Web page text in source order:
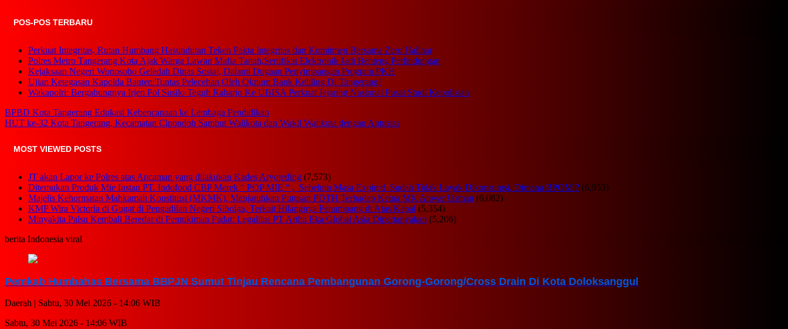
POS-POS TERBARU
Perkuat Integritas, Rutan Humbang Hasundutan Teken Pakta Integritas dan Komitmen Bersama Zero Halinar
Polres Metro Tangerang Kota Ajak Warga Lawan Mafia Tanah,Sertifikat Elektronik Jadi Benteng Perlindungan
Kejaksaan Negeri Wonosobo Geledah Dinas Sosial, Dalami Dugaan Penyimpangan Program PKH
Ujian Ketegasan Kapolda Banten:Tuntas Pelecehan Oleh Oknum Bank Keliling Di Tangerang!
Wakapolri: Bergabungnya Irjen Pol Susilo Teguh Raharjo Ke UBISA Perkuat Jejaring Nasional Pusat Studi Kepolisian
BPBD Kota Tangerang Edukasi Kebencanaan ke Lembaga Pendidikan
HUT ke-32 Kota Tangerang, Kecamatan Cipondoh Sambut Walikota dan Wakil Walikota dengan Antusias
MOST VIEWED POSTS
JT akan Lapor ke Polres atas Ancaman yang dilakukan Kades Aryojeding (7,573)
Ditemukan Produk Mie Instan PT. Indofood CBP Merek “ POP MIE “ , Sebelum Masa Expired Sudah Tidak Layak Dikonsumsi, Dimana BPOM ? (6,953)
Majelis Kehormatan Mahkamah Konstitusi (MKMK), Menjatuhkan Putusan PDTH Terhadap Ketua MK Anwar Usman (6,082)
KMP Wira Victoria di Gugat di Pengadilan Negeri Sibolga, Terkait Hilangnya Penumpang di Atas Kapal (5,354)
Minyakita Palsu Kembali Beredar di Pemukiman Padat: Legalitas PT Artha Eka Global Asia Dipertanyakan (5,206)
berita Indonesia viral
Pemkab Humbahas Bersama BBPJN Sumut Tinjau Rencana Pembangunan Gorong-Gorong/Cross Drain Di Kota Doloksanggul
Daerah | Sabtu, 30 Mei 2026 - 14:06 WIB
Sabtu, 30 Mei 2026 - 14:06 WIB